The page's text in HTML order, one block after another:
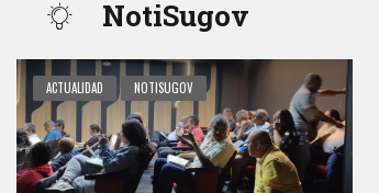
NotiSugov
ACTUALIDAD NOTISUGOV